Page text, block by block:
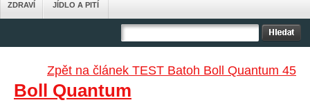
ZDRAVÍ JÍDLO A PITÍ
Zpět na článek TEST Batoh Boll Quantum 45
Boll Quantum